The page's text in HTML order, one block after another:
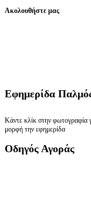
Ακολουθήστε μας
Εφημερίδα
Κάντε κλίκ στην φωτογραφία
μορφή την εφημερίδα
Οδηγός Αγοράς